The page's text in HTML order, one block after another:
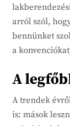
arról szól,
bennünket
a
A
A trendek
is: mások